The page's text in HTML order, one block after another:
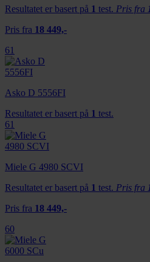
Resultatet er basert på 1 test. Pris fra
Pris fra 18 449,-
61
Asko D 5556FI
Resultatet er basert på 1 test.
61
Miele G 4980 SCVI
Resultatet er basert på 1 test. Pris fra
Pris fra 18 449,-
60